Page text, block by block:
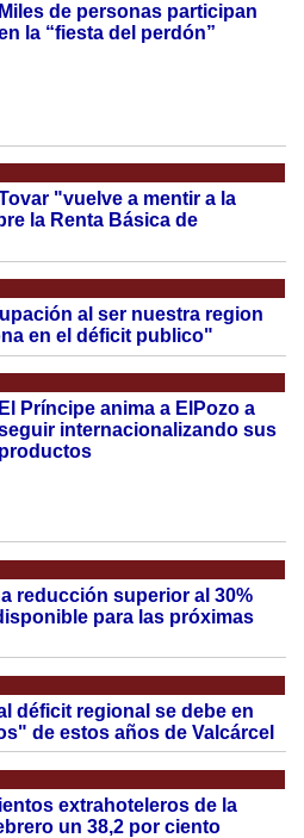
Miles de personas participan
la “fiesta del perdón”
"vuelve a mentir a la
la Renta Básica de
al ser nuestra region
en el déficit publico"
El Príncipe anima a ElPozo a
internacionalizando sus
productos
reducción superior al 30%
para las próximas
déficit regional se debe en
de estos años de Valcárcel
extrahoteleros de la
un 38,2 por ciento